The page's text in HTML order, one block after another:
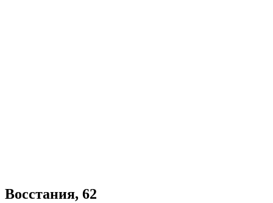
Восстания, 62